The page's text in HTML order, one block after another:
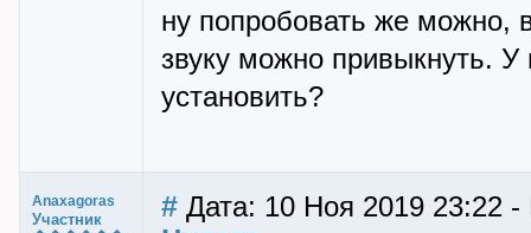
ну попробовать же можно,
звуку можно привыкнуть.
установить?
Anaxagoras
Участник
# Дата: 10 Ноя 2019 23:22